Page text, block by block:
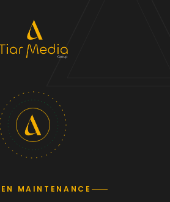
MAINTENANCE